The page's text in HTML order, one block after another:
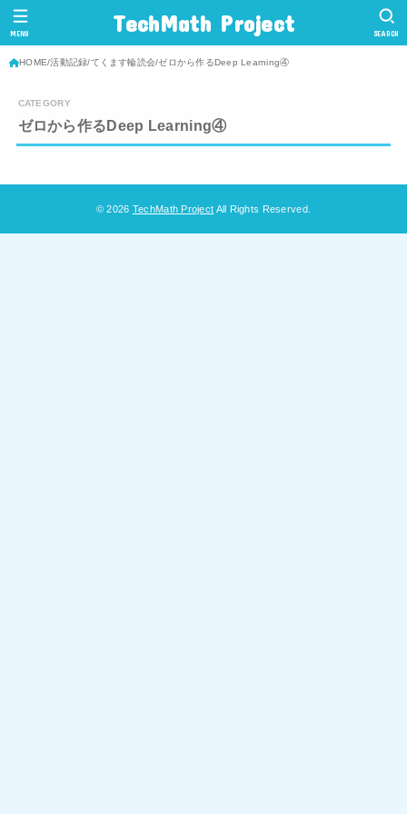
TechMath Project SEARCH
MENU
HOME 活動記録 てくます輪読会 ゼロから作るDeep Learning④
ゼロから作るDeep Learning④
© 2026 TechMath Project All Rights Reserved.